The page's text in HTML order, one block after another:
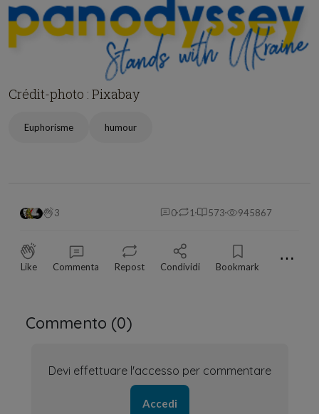
Crédit-photo : Pixabay
Euphorisme humour
3 0 1 573 945867
Like Commenta Repost Condividi Bookmark ⋯
Commento (0)
Devi effettuare l'accesso per commentare
Accedi